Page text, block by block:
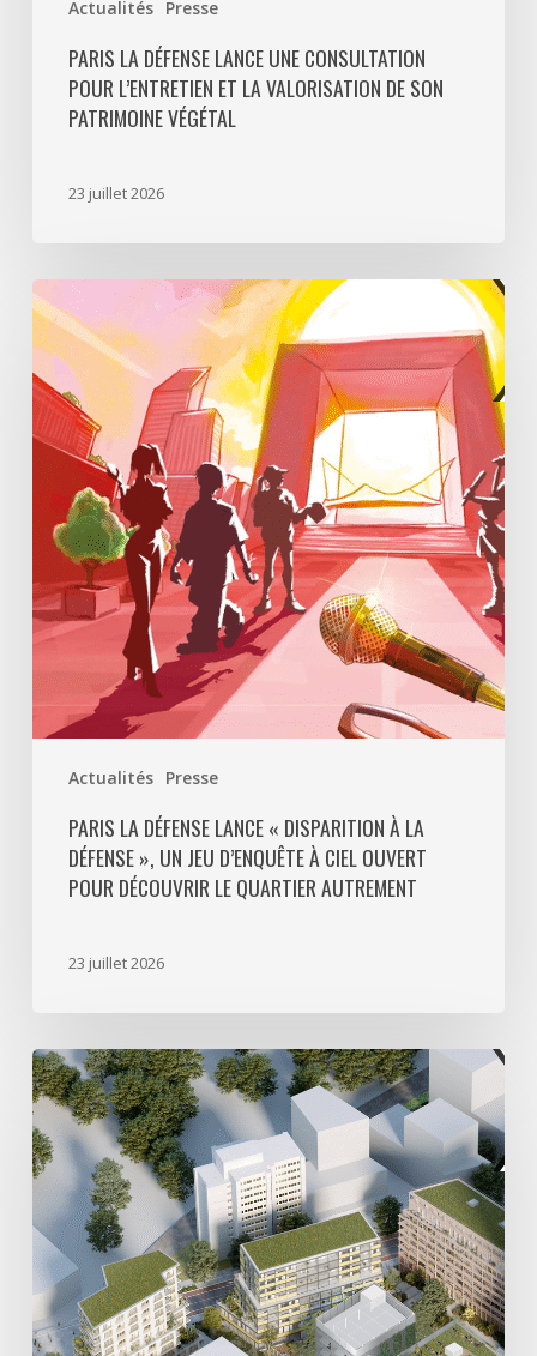
Actualités Presse
PARIS LA DÉFENSE LANCE UNE CONSULTATION
POUR L’ENTRETIEN ET LA VALORISATION DE SON
PATRIMOINE VÉGÉTAL
23 juillet 2026
Actualités Presse
Paris
La
Défense
lance
«
Disparition
Défense
un
jeu
d’enquête
à
ciel
découvrir
quartier
PARIS LA DÉFENSE LANCE « DISPARITION À LA
DÉFENSE », UN JEU D’ENQUÊTE À CIEL OUVERT
POUR DÉCOUVRIR LE QUARTIER AUTREMENT
23 juillet 2026
Avec
5
actes
signés
pour
créer
000
m2
de